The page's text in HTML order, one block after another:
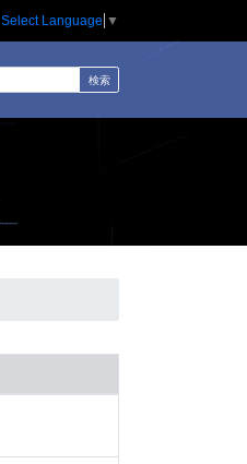
Select Language ▼